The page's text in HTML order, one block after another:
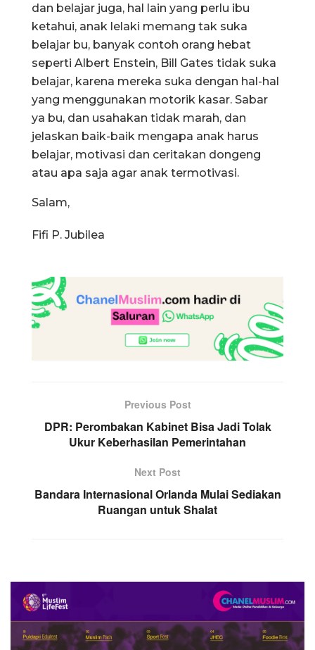
dan belajar juga, hal lain yang perlu ibu
ketahui, anak lelaki memang tak suka
belajar bu, banyak contoh orang hebat
seperti Albert Enstein, Bill Gates tidak suka
belajar, karena mereka suka dengan hal-hal
yang menggunakan motorik kasar. Sabar
ya bu, dan usahakan tidak marah, dan
jelaskan baik-baik mengapa anak harus
belajar, motivasi dan ceritakan dongeng
atau apa saja agar anak termotivasi.
Salam,
Fifi P. Jubilea
Previous Post
DPR: Perombakan Kabinet Bisa Jadi Tolak
Ukur Keberhasilan Pemerintahan
Next Post
Bandara Internasional Orlanda Mulai Sediakan
Ruangan untuk Shalat